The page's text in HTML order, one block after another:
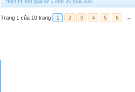
Trang 1 của 10 trang 1 2 3 4 5 6 →